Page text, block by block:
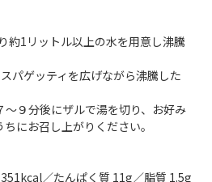
約1リットル以上の水を用意し沸騰
パゲッティを広げながら沸騰した
～９分後にザルで湯を切り、お好み
にお召し上がりください。
／たんぱく質 11g／脂質 1.5g